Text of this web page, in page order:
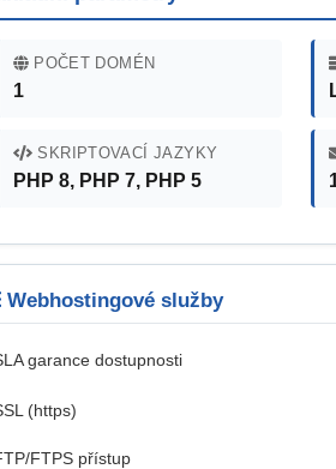
POČET DOMÉN
1
SKRIPTOVACÍ JAZYKY
PHP 8, PHP 7, PHP 5
Webhostingové služby
garance dostupnosti
(https)
FTPS přístup